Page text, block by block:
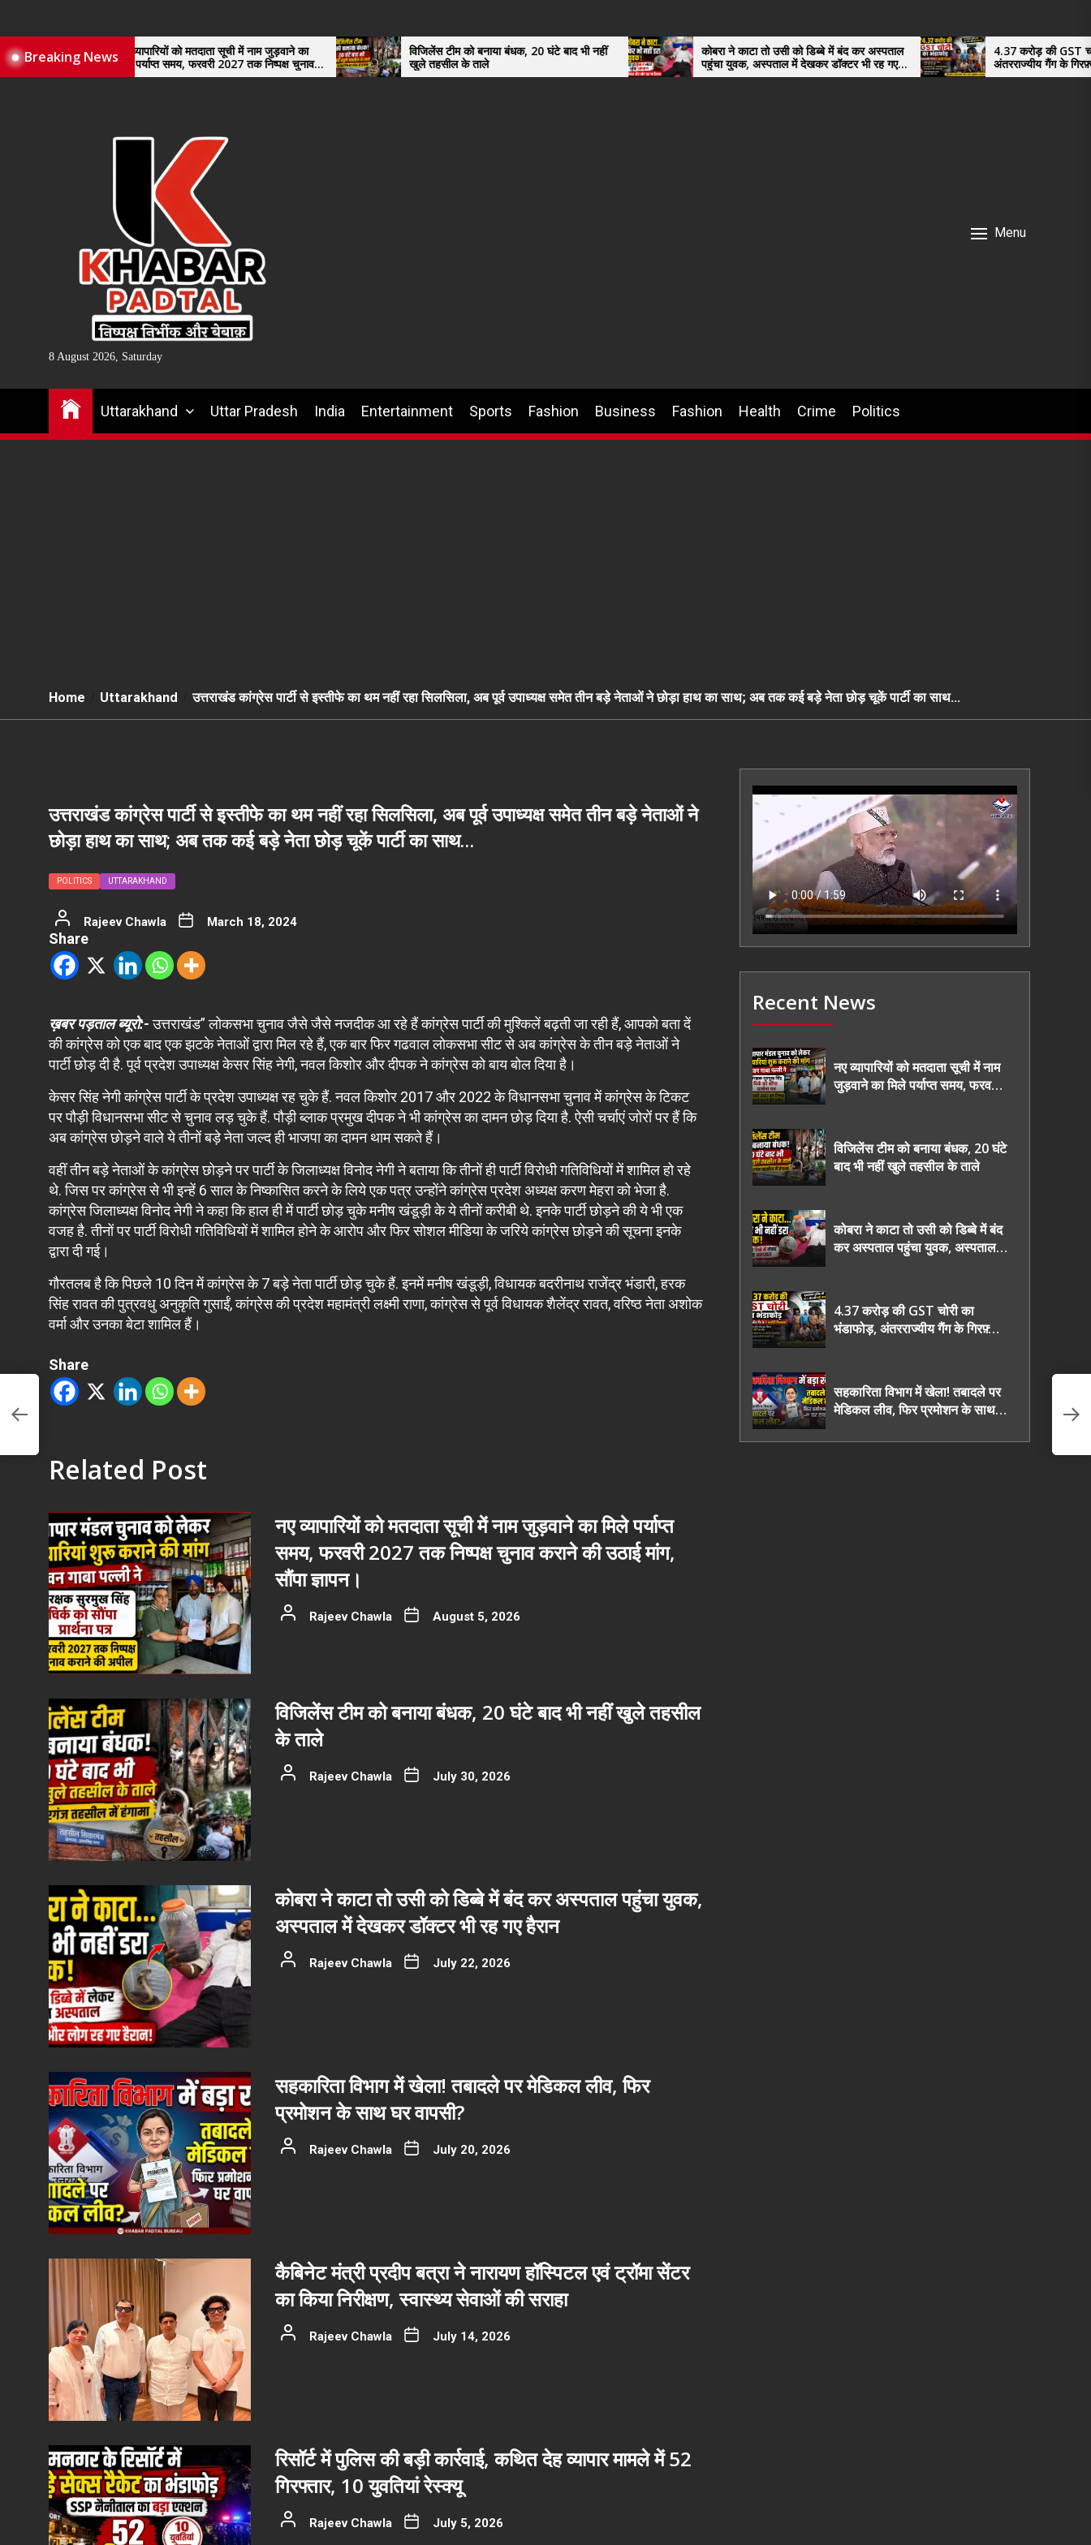
the
content
Breaking News
नए व्यापारियों को मतदाता सूची में नाम जुड़वाने का
मिले पर्याप्त समय, फरवरी 2027 तक निष्पक्ष चुनाव
कराने की उठाई मांग, सौंपा ज्ञापन।
विजिलेंस टीम को बनाया बंधक, 20 घंटे बाद भी नहीं
खुले तहसील के ताले
कोबरा ने काटा तो उसी को डिब्बे में बंद कर अस्पताल
पहुंचा युवक, अस्पताल में देखकर डॉक्टर भी रह गए
हैरान
4.37 करोड़ की GST चोरी का भंडाफोड़,
अंतरराज्यीय गैंग के गिरफ़्तार तीनो आरोपी
नगर के, साइबर ठगी छोड़ अपनाया नया तरी
8 August 2026, Saturday
Menu
Uttarakhand Uttar Pradesh India Entertainment Sports Fashion Business Fashion Health Crime Politics
Home Uttarakhand उत्तराखंड कांग्रेस पार्टी से इस्तीफे का थम नहीं रहा सिलसिला, अब पूर्व उपाध्यक्ष समेत तीन बड़े नेताओं ने छोड़ा हाथ का साथ; अब तक कई बड़े नेता छोड़ चूकें पार्टी का साथ…
उत्तराखंड कांग्रेस पार्टी से इस्तीफे का थम नहीं रहा सिलसिला, अब पूर्व उपाध्यक्ष समेत तीन बड़े नेताओं ने
छोड़ा हाथ का साथ; अब तक कई बड़े नेता छोड़ चूकें पार्टी का साथ…
POLITICS UTTARAKHAND
Rajeev Chawla March 18, 2024
Share
ख़बर पड़ताल ब्यूरो:- उत्तराखंड” लोकसभा चुनाव जैसे जैसे नजदीक आ रहे हैं कांग्रेस पार्टी की मुश्किलें बढ़ती जा रही हैं, आपको बता दें
की कांग्रेस को एक बाद एक झटके नेताओं द्वारा मिल रहे हैं, एक बार फिर गढवाल लोकसभा सीट से अब कांग्रेस के तीन बड़े नेताओं ने
पार्टी छोड़ दी है. पूर्व प्रदेश उपाध्यक्ष केसर सिंह नेगी, नवल किशोर और दीपक ने कांग्रेस को बाय बोल दिया है।
केसर सिंह नेगी कांग्रेस पार्टी के प्रदेश उपाध्यक्ष रह चुके हैं. नवल किशोर 2017 और 2022 के विधानसभा चुनाव में कांग्रेस के टिकट
पर पौड़ी विधानसभा सीट से चुनाव लड़ चुके हैं. पौड़ी ब्लाक प्रमुख दीपक ने भी कांग्रेस का दामन छोड़ दिया है. ऐसी चर्चाएं जोरों पर हैं कि
अब कांग्रेस छोड़ने वाले ये तीनों बड़े नेता जल्द ही भाजपा का दामन थाम सकते हैं।
वहीं तीन बड़े नेताओं के कांग्रेस छोड़ने पर पार्टी के जिलाध्यक्ष विनोद नेगी ने बताया कि तीनों ही पार्टी विरोधी गतिविधियों में शामिल हो रहे
थे. जिस पर कांग्रेस से भी इन्हें 6 साल के निष्कासित करने के लिये एक पत्र उन्होंने कांग्रेस प्रदेश अध्यक्ष करण मेहरा को भेजा है.
कांग्रेस जिलाध्यक्ष विनोद नेगी ने कहा कि हाल ही में पार्टी छोड़ चुके मनीष खंडूड़ी के ये तीनों करीबी थे. इनके पार्टी छोड़ने की ये भी एक
वजह है. तीनों पर पार्टी विरोधी गतिविधियों में शामिल होने के आरोप और फिर सोशल मीडिया के जरिये कांग्रेस छोड़ने की सूचना इनके
द्वारा दी गई।
गौरतलब है कि पिछले 10 दिन में कांग्रेस के 7 बड़े नेता पार्टी छोड़ चुके हैं. इनमें मनीष खंडूड़ी, विधायक बदरीनाथ राजेंद्र भंडारी, हरक
सिंह रावत की पुत्रवधु अनुकृति गुसाईं, कांग्रेस की प्रदेश महामंत्री लक्ष्मी राणा, कांग्रेस से पूर्व विधायक शैलेंद्र रावत, वरिष्ठ नेता अशोक
वर्मा और उनका बेटा शामिल हैं।
Share
Related Post
नए व्यापारियों को मतदाता सूची में नाम जुड़वाने का मिले पर्याप्त
समय, फरवरी 2027 तक निष्पक्ष चुनाव कराने की उठाई मांग,
सौंपा ज्ञापन।
Rajeev Chawla August 5, 2026
विजिलेंस टीम को बनाया बंधक, 20 घंटे बाद भी नहीं खुले तहसील
के ताले
Rajeev Chawla July 30, 2026
कोबरा ने काटा तो उसी को डिब्बे में बंद कर अस्पताल पहुंचा युवक,
अस्पताल में देखकर डॉक्टर भी रह गए हैरान
Rajeev Chawla July 22, 2026
सहकारिता विभाग में खेला! तबादले पर मेडिकल लीव, फिर
प्रमोशन के साथ घर वापसी?
Rajeev Chawla July 20, 2026
कैबिनेट मंत्री प्रदीप बत्रा ने नारायण हॉस्पिटल एवं ट्रॉमा सेंटर
का किया निरीक्षण, स्वास्थ्य सेवाओं की सराहा
Rajeev Chawla July 14, 2026
रिसॉर्ट में पुलिस की बड़ी कार्रवाई, कथित देह व्यापार मामले में 52
गिरफ्तार, 10 युवतियां रेस्क्यू
Rajeev Chawla July 5, 2026
Recent News
नए व्यापारियों को मतदाता सूची में नाम
जुड़वाने का मिले पर्याप्त समय, फरवरी
विजिलेंस टीम को बनाया बंधक, 20 घंटे
बाद भी नहीं खुले तहसील के ताले
कोबरा ने काटा तो उसी को डिब्बे में बंद
कर अस्पताल पहुंचा युवक, अस्पताल में
4.37 करोड़ की GST चोरी का
भंडाफोड़, अंतरराज्यीय गैंग के गिरफ़्तार
सहकारिता विभाग में खेला! तबादले पर
मेडिकल लीव, फिर प्रमोशन के साथ